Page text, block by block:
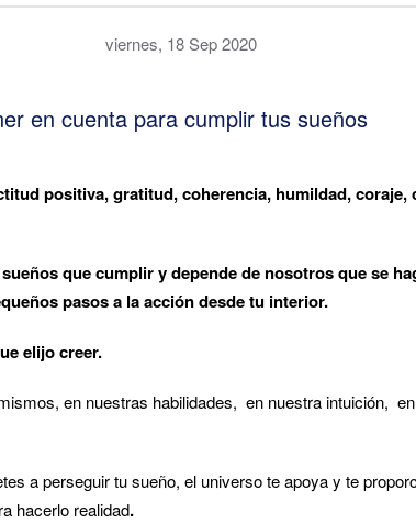
viernes, 18 Sep 2020
en cuenta para cumplir tus sueños
positiva, gratitud, coherencia, humildad, coraje,
que cumplir y depende de nosotros que se
pasos a la acción desde tu interior.
elijo creer.
en nuestras habilidades, en nuestra intuición,
a perseguir tu sueño, el universo te apoya y te
hacerlo realidad.